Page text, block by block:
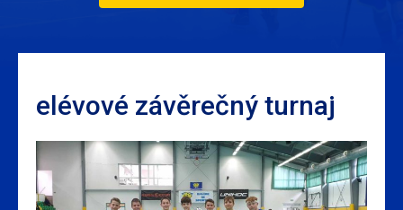
elévové závěrečný turnaj